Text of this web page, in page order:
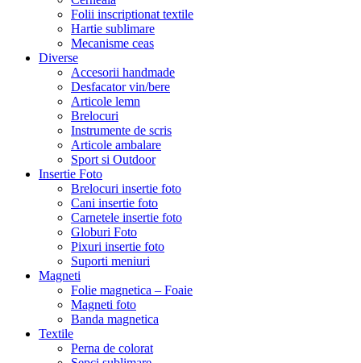
Folii inscriptionat textile
Hartie sublimare
Mecanisme ceas
Diverse
Accesorii handmade
Desfacator vin/bere
Articole lemn
Brelocuri
Instrumente de scris
Articole ambalare
Sport si Outdoor
Insertie Foto
Brelocuri insertie foto
Cani insertie foto
Carnetele insertie foto
Globuri Foto
Pixuri insertie foto
Suporti meniuri
Magneti
Folie magnetica – Foaie
Magneti foto
Banda magnetica
Textile
Perna de colorat